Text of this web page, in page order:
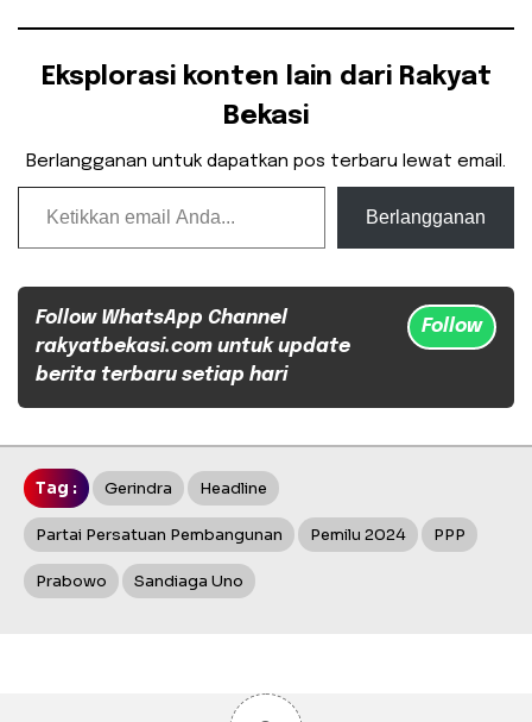
Eksplorasi konten lain dari Rakyat
Bekasi
Berlangganan untuk dapatkan pos terbaru lewat email.
Ketikkan email Anda...
Berlangganan
Follow WhatsApp Channel
rakyatbekasi.com untuk update
berita terbaru setiap hari
Follow
Tag : Gerindra Headline
Partai Persatuan Pembangunan Pemilu 2024 PPP
Prabowo Sandiaga Uno